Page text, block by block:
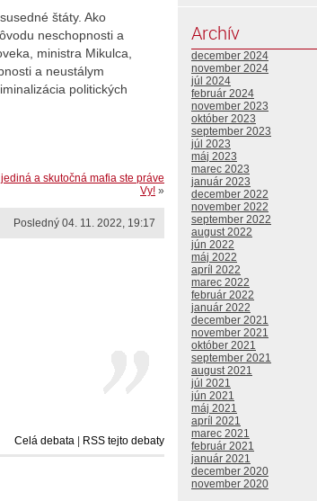
štáty. Ako
neschopnosti a
ministra Mikulca,
a neustálym
politických
a skutočná mafia ste práve
Vy! »
Posledný 04. 11. 2022, 19:17
Celá debata RSS tejto debaty
Archív
december 2024
november 2024
júl 2024
február 2024
november 2023
október 2023
september 2023
júl 2023
máj 2023
marec 2023
január 2023
december 2022
november 2022
september 2022
august 2022
jún 2022
máj 2022
apríl 2022
marec 2022
február 2022
január 2022
december 2021
november 2021
október 2021
september 2021
august 2021
júl 2021
jún 2021
máj 2021
apríl 2021
marec 2021
február 2021
január 2021
december 2020
november 2020